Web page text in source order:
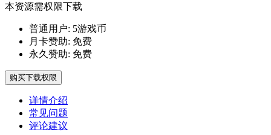
本资源需权限下载
普通用户: 5游戏币
月卡赞助: 免费
永久赞助: 免费
购买下载权限
详情介绍
常见问题
评论建议